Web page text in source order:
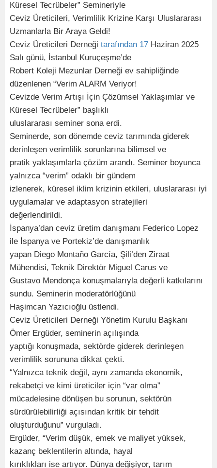
Küresel Tecrübeler” Semineriyle
Ceviz Üreticileri, Verimlilik Krizine Karşı Uluslararası
Uzmanlarla Bir Araya Geldi!
Ceviz Üreticileri Derneği tarafından 17 Haziran 2025
Salı günü, İstanbul Kuruçeşme’de
Robert Koleji Mezunlar Derneği ev sahipliğinde
düzenlenen “Verim ALARM Veriyor!
Cevizde Verim Artışı İçin Çözümsel Yaklaşımlar ve
Küresel Tecrübeler” başlıklı
uluslararası seminer sona erdi.
Seminerde, son dönemde ceviz tarımında giderek
derinleşen verimlilik sorunlarına bilimsel ve
pratik yaklaşımlarla çözüm arandı. Seminer boyunca
yalnızca “verim” odaklı bir gündem
izlenerek, küresel iklim krizinin etkileri, uluslararası iyi
uygulamalar ve adaptasyon stratejileri
değerlendirildi.
İspanya’dan ceviz üretim danışmanı Federico Lopez
ile İspanya ve Portekiz’de danışmanlık
yapan Diego Montaño García, Şili’den Ziraat
Mühendisi, Teknik Direktör Miguel Carus ve
Gustavo Mendonça konuşmalarıyla değerli katkılarını
sundu. Seminerin moderatörlüğünü
Haşimcan Yazıcıoğlu üstlendi.
Ceviz Üreticileri Derneği Yönetim Kurulu Başkanı
Ömer Ergüder, seminerin açılışında
yaptığı konuşmada, sektörde giderek derinleşen
verimlilik sorununa dikkat çekti.
“Yalnızca teknik değil, aynı zamanda ekonomik,
rekabetçi ve kimi üreticiler için “var olma”
mücadelesine dönüşen bu sorunun, sektörün
sürdürülebilirliği açısından kritik bir tehdit
oluşturduğunu” vurguladı.
Ergüder, “Verim düşük, emek ve maliyet yüksek,
kazanç beklentilerin altında, hayal
kırıklıkları ise artıyor. Dünya değişiyor, tarım